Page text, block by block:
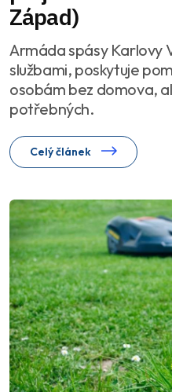
Západ)
Armáda spásy Karlovy
službami, poskytuje
osobám bez domova,
potřebných.
Celý článek